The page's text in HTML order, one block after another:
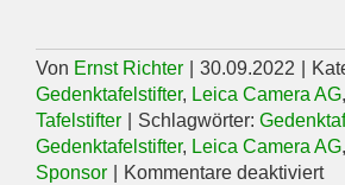
Von Ernst Richter 30.09.2022
Gedenktafelstifter, Leica Camera AG,
Tafelstifter
Schlagwörter:
Gedenktafelstifter, Leica Camera AG,
Sponsor
Kommentare deaktiviertfür